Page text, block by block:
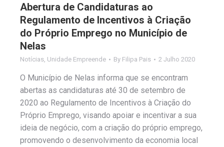
Abertura de Candidaturas ao
Regulamento de Incentivos à Criação
do Próprio Emprego no Município de
Nelas
Notícias Unidade Empreende By Filipa Pais 2 Julho 2020
O Município de Nelas informa que se encontram
abertas as candidaturas até 30 de setembro de
2020 ao Regulamento de Incentivos à Criação do
Próprio Emprego, visando apoiar e incentivar a sua
ideia de negócio, com a criação do próprio emprego,
promovendo o desenvolvimento da economia local